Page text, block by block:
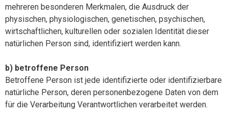
mehreren besonderen Merkmalen, die Ausdruck der
physischen, physiologischen, genetischen, psychischen,
wirtschaftlichen, kulturellen oder sozialen Identität dieser
natürlichen Person sind, identifiziert werden kann.
b) betroffene Person
Betroffene Person ist jede identifizierte oder identifizierbare
natürliche Person, deren personenbezogene Daten von dem
für die Verarbeitung Verantwortlichen verarbeitet werden.